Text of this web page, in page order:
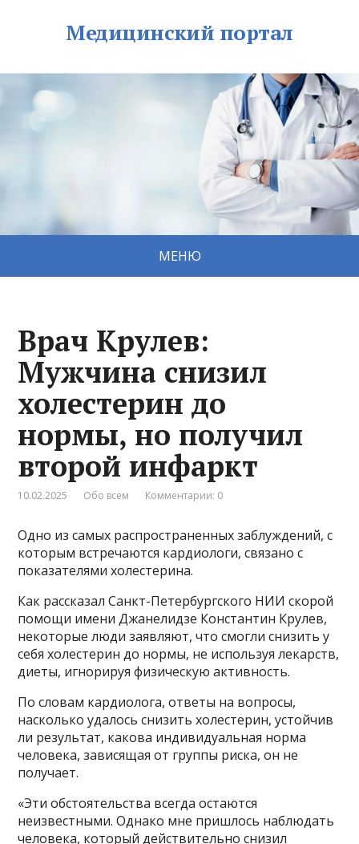
Медицинский портал
МЕНЮ
Врач Крулев:
Мужчина снизил
холестерин до
нормы, но получил
второй инфаркт
10.02.2025 Обо всем Комментарии: 0
Одно из самых распространенных заблуждений, с
которым встречаются кардиологи, связано с
показателями холестерина.
Как рассказал Санкт-Петербургского НИИ скорой
помощи имени Джанелидзе Константин Крулев,
некоторые люди заявляют, что смогли снизить у
себя холестерин до нормы, не используя лекарств,
диеты, игнорируя физическую активность.
По словам кардиолога, ответы на вопросы,
насколько удалось снизить холестерин, устойчив
ли результат, какова индивидуальная норма
человека, зависящая от группы риска, он не
получает.
«Эти обстоятельства всегда остаются
неизвестными. Однако мне пришлось наблюдать
человека, который действительно снизил